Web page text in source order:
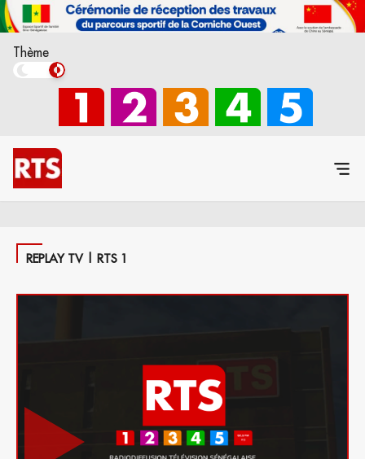
Thème
REPLAY TV | RTS 1